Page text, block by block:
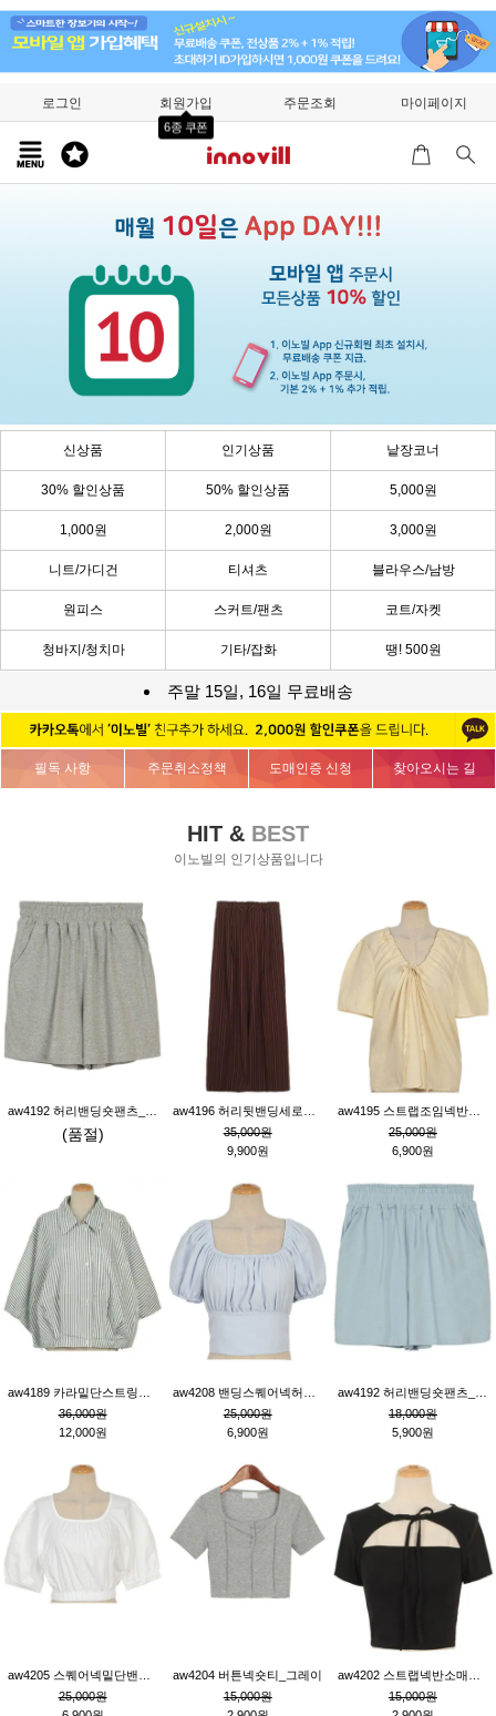
로그인 회원가입
6종 쿠폰
주문조회 마이페이지
신상품 인기상품 낱장코너
30% 할인상품 50% 할인상품 5,000원
1,000원 2,000원 3,000원
니트/가디건 티셔츠 블라우스/남방
원피스 스커트/팬츠 코트/자켓
청바지/청치마 기타/잡화 땡! 500원
주말 15일, 16일 무료배송
필독 사항 주문취소정책 도매인증 신청 찾아오시는 길
HIT & BEST
이노빌의 인기상품입니다
(품절)
35,000원
9,900원
25,000원
6,900원
36,000원
12,000원
25,000원
6,900원
18,000원
5,900원
25,000원
aw4204 버튼넥숏티_그레이
15,000원
15,000원